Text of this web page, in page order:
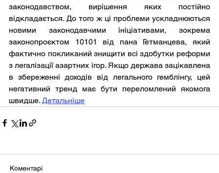
законодавством, вирішення яких постійно
відкладається. До того ж ці проблеми ускладнюються
новими законодавчими ініціативами, зокрема
законопроєктом 10101 від пана Гетманцева, який
фактично покликаний знищити всі здобутки реформи
з легалізації азартних ігор. Якщо держава зацікавлена
в збереженні доходів від легального гемблінгу, цей
негативний тренд має бути переломлений якомога
швидше. Детальніше
Коментарі